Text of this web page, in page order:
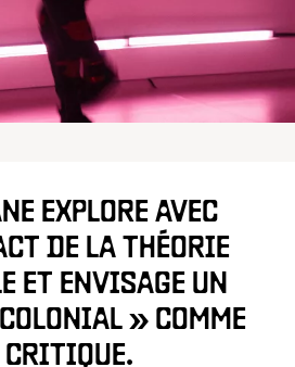
EXPLORE AVEC
DE LA THÉORIE
ET ENVISAGE UN
» COMME
CRITIQUE.